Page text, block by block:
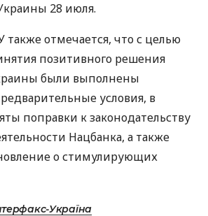
28 июля.
отмечается, что с целью
позитивного решения
были выполнены
условия, в
поправки к законодательству
Нацбанка, а также
о стимулирующих
Україна